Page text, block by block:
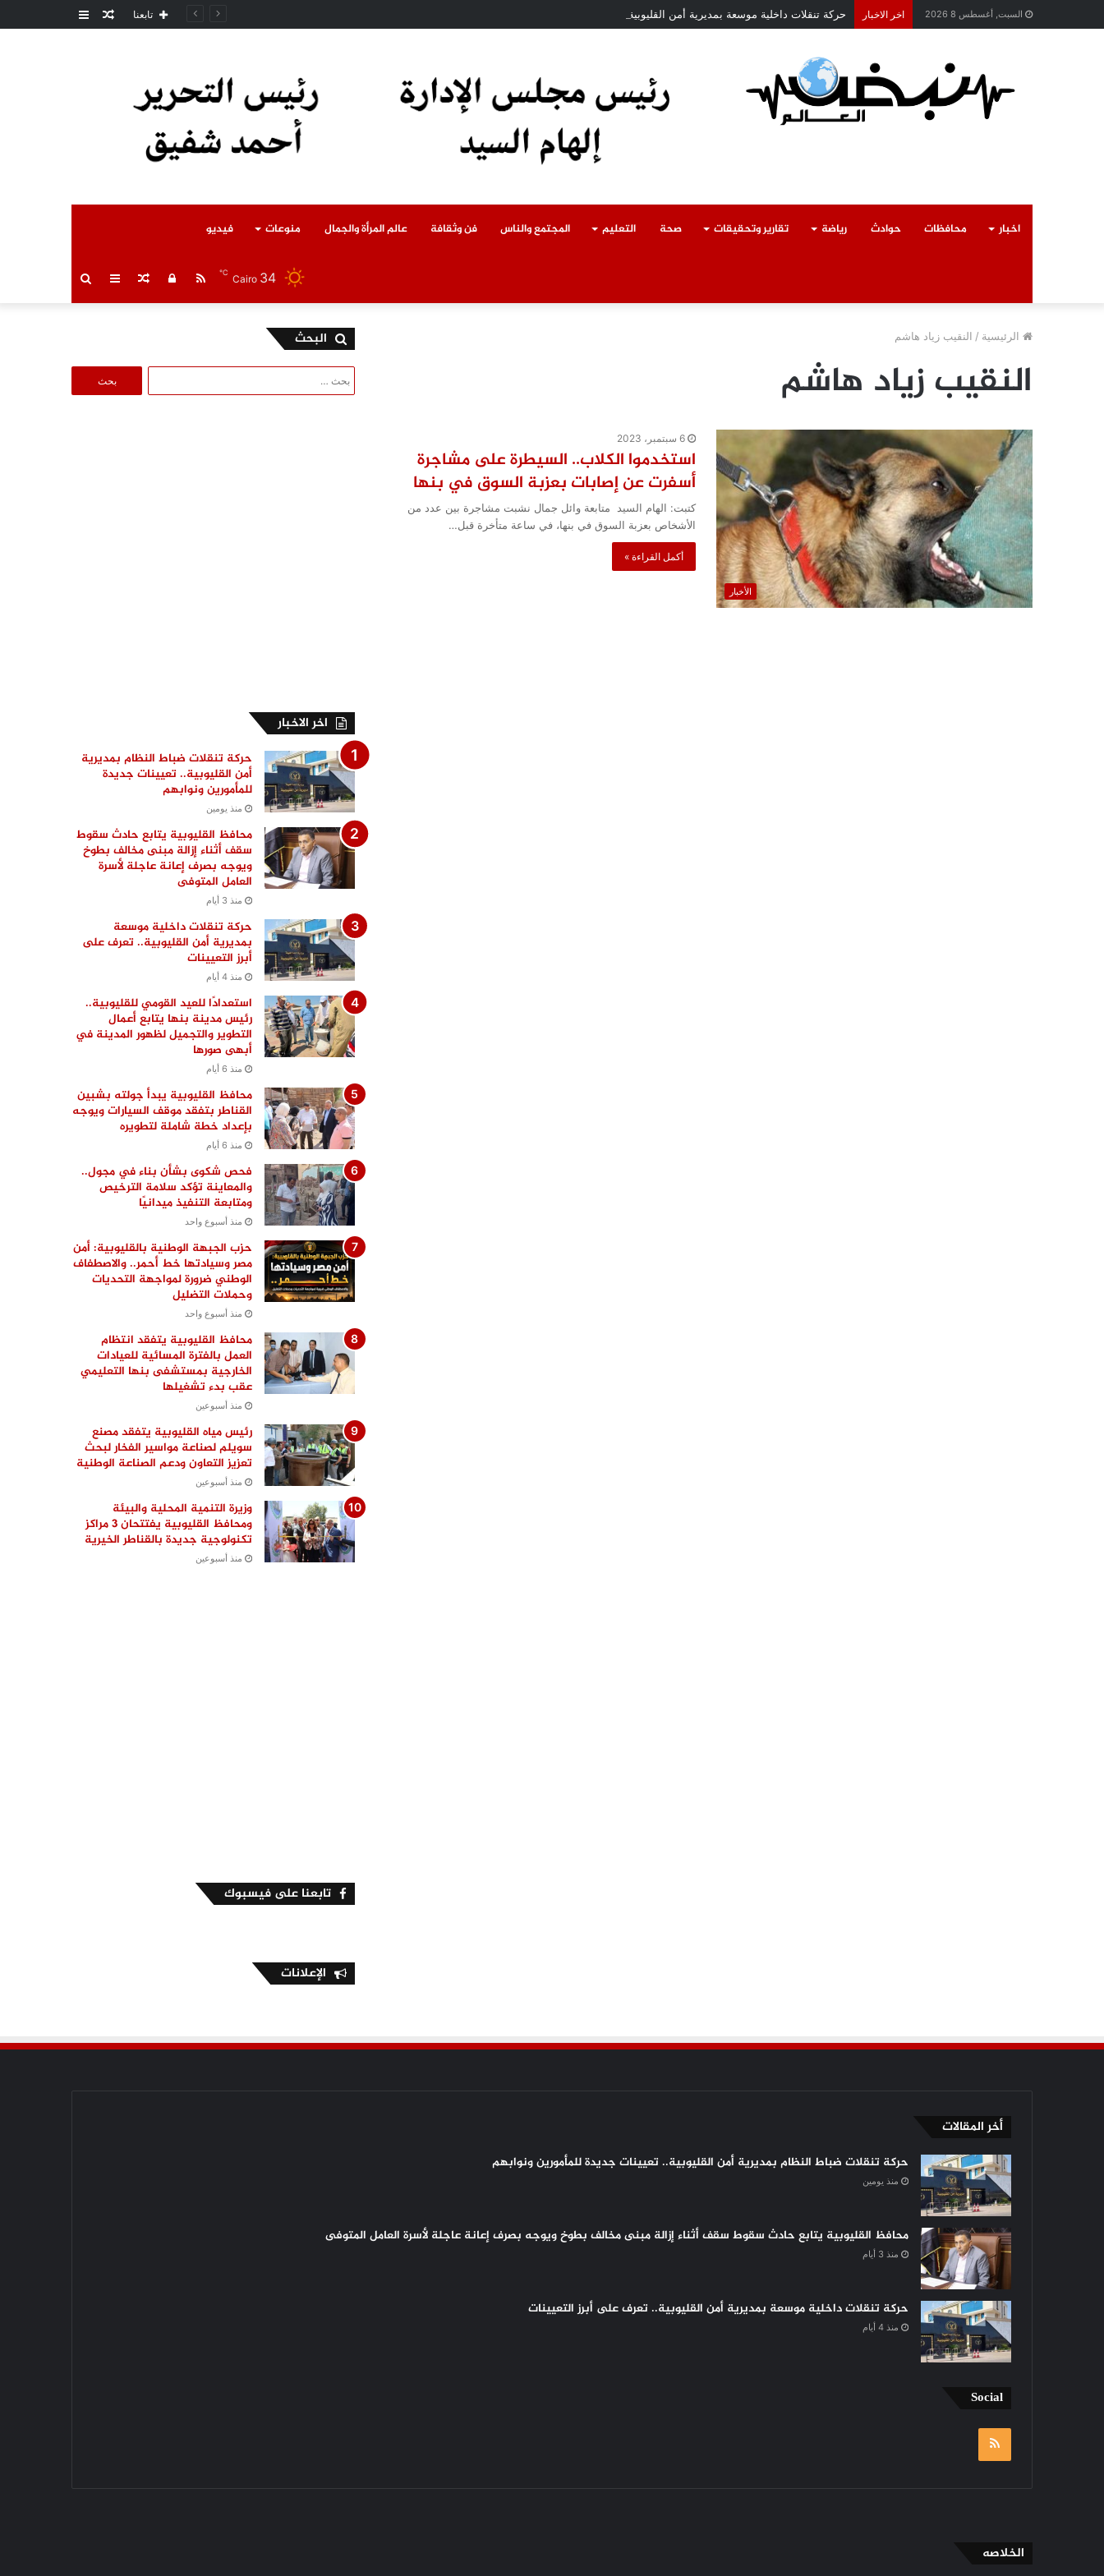
السبت, أغسطس 8 2026 اخر الاخبار حركة تنقلات داخلية موسعة بمديرية أمن القليوبية.. تعرف على أبرز التعيينات عمودمقال تابعنا
اخبار محافظات حوادث رياضة تقارير وتحقيقات صحة التعليم المجتمع والناس فن وثقافة عالم المرأة والجمال منوعات فيديو
بحث عمود مقالتسجيل RSS Cairo 34
℃
الرئيسية / النقيب زياد هاشم
النقيب زياد هاشم
الأخبار
6 سبتمبر، 2023
استخدموا الكلاب.. السيطرة على مشاجرة
أسفرت عن إصابات بعزبة السوق في بنها
كتبت: الهام السيد متابعة وائل جمال نشبت مشاجرة بين عدد من
الأشخاص بعزبة السوق في بنها، في ساعة متأخرة قبل…
أكمل القراءة »
البحث
عن:
اخر الاخبار
حركة تنقلات ضباط النظام بمديرية
أمن القليوبية.. تعيينات جديدة
للمأمورين ونوابهم
منذ يومين
محافظ القليوبية يتابع حادث سقوط
سقف أثناء إزالة مبنى مخالف بطوخ
ويوجه بصرف إعانة عاجلة لأسرة
العامل المتوفى
منذ 3 أيام
حركة تنقلات داخلية موسعة
بمديرية أمن القليوبية.. تعرف على
أبرز التعيينات
منذ 4 أيام
استعدادًا للعيد القومي للقليوبية..
رئيس مدينة بنها يتابع أعمال
التطوير والتجميل لظهور المدينة في
أبهى صورها
منذ 6 أيام
محافظ القليوبية يبدأ جولته بشبين
القناطر بتفقد موقف السيارات ويوجه
بإعداد خطة شاملة لتطويره
منذ 6 أيام
فحص شكوى بشأن بناء في مجول..
والمعاينة تؤكد سلامة الترخيص
ومتابعة التنفيذ ميدانيًا
منذ أسبوع واحد
حزب الجبهة الوطنية بالقليوبية: أمن
مصر وسيادتها خط أحمر.. والاصطفاف
الوطني ضرورة لمواجهة التحديات
وحملات التضليل
منذ أسبوع واحد
محافظ القليوبية يتفقد انتظام
العمل بالفترة المسائية للعيادات
الخارجية بمستشفى بنها التعليمي
عقب بدء تشغيلها
منذ أسبوعين
رئيس مياه القليوبية يتفقد مصنع
سويلم لصناعة مواسير الفخار لبحث
تعزيز التعاون ودعم الصناعة الوطنية
منذ أسبوعين
وزيرة التنمية المحلية والبيئة
ومحافظ القليوبية يفتتحان 3 مراكز
تكنولوجية جديدة بالقناطر الخيرية
منذ أسبوعين
تابعنا على فيسبوك
الإعلانات
أخر المقالات
حركة تنقلات ضباط النظام بمديرية أمن القليوبية.. تعيينات جديدة للمأمورين ونوابهم
منذ يومين
محافظ القليوبية يتابع حادث سقوط سقف أثناء إزالة مبنى مخالف بطوخ ويوجه بصرف إعانة عاجلة لأسرة العامل المتوفى
منذ 3 أيام
حركة تنقلات داخلية موسعة بمديرية أمن القليوبية.. تعرف على أبرز التعيينات
منذ 4 أيام
Social
RSS
الخلاصه